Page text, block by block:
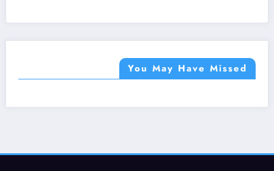
Yalla
للأطفال
الإسكندرية
You May Have Missed